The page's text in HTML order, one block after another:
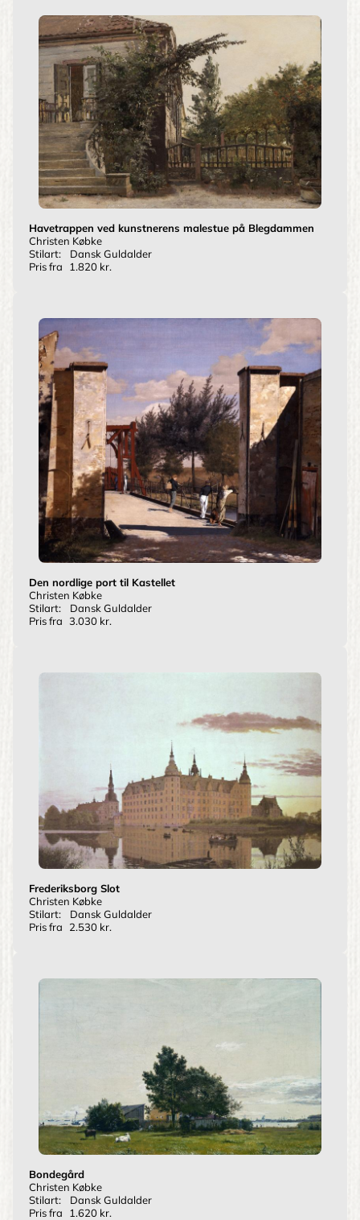
Havetrappen ved kunstnerens malestue på Blegdammen
Christen Købke
Stilart:
Dansk Guldalder
Pris fra
1.820 kr.
Den nordlige port til Kastellet
Christen Købke
Stilart:
Dansk Guldalder
Pris fra 3.030 kr.
Frederiksborg Slot
Christen Købke
Stilart:
Dansk Guldalder
Pris fra
2.530 kr.
Bondegård
Christen Købke
Stilart:
Dansk Guldalder
Pris fra
1.620 kr.